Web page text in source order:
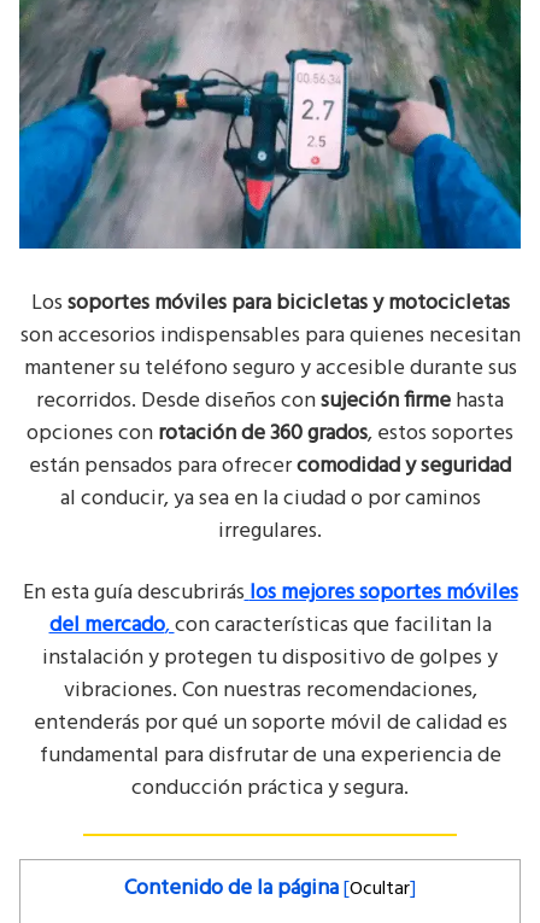
Lossoportes móviles para bicicletas y motocicletas
son accesorios indispensables para quienes necesitan
mantener su teléfono seguro y accesible durante sus
recorridos. Desde diseños consujeción firmehasta
opciones conrotación de 360 grados, estos soportes
están pensados para ofrecercomodidad y seguridad
al conducir, ya sea en la ciudad o por caminos
irregulares.
En esta guía descubriráslos mejores soportes móviles
del mercado,con características que facilitan la
instalación y protegen tu dispositivo de golpes y
vibraciones. Con nuestras recomendaciones,
entenderás por qué un soporte móvil de calidad es
fundamental para disfrutar de una experiencia de
conducción práctica y segura.
Contenido de la página[Ocultar]